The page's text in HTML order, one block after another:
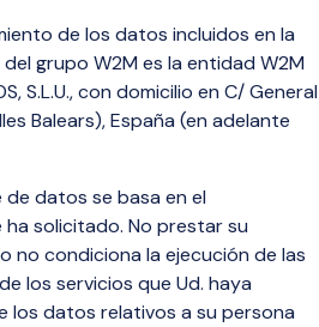
de los datos incluidos en la
grupo W2M es la entidad W2M
S.L.U., con domicilio en C/ General
Balears), España (en adelante
de datos se basa en el
solicitado. No prestar su
no condiciona la ejecución de las
los servicios que Ud. haya
los datos relativos a su persona